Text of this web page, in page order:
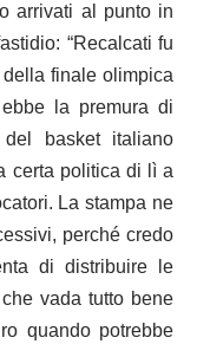
arrivati al punto in
“Recalcati fu
finale olimpica
la premura di
basket italiano
certa politica di lì a
La stampa ne
perché credo
di distribuire le
vada tutto bene
quando potrebbe